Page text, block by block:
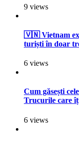
9 views
🇻🇳 Vietnam
turiști în doar
6 views
Cum găsești
Trucurile care
6 views